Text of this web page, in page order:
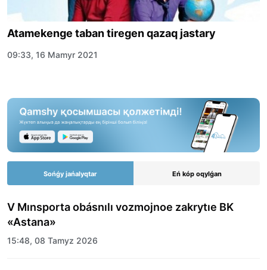
Atamekenge taban tiregen qazaq jastary
09:33, 16 Mamyr 2021
Sońǵy jańalyqtar Eń kóp oqylǵan
V Mınsporta obásnılı vozmojnoe zakrytıe BK
«Astana»
15:48, 08 Tamyz 2026